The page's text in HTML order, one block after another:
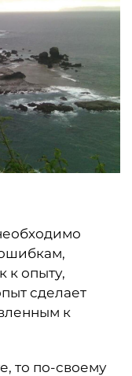
к опыту,
сделает
к
то по-своему